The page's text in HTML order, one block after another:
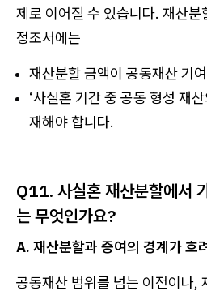
제로 이어질 수 있습니다. 재산분
정조서에는
재산분할 금액이 공동재산 기
‘사실혼 기간 중 공동 형성 재
재해야 합니다.
Q11. 사실혼 재산분할에서
는 무엇인가요?
A. 재산분할과 증여의 경계가 흐
공동재산 범위를 넘는 이전이나,